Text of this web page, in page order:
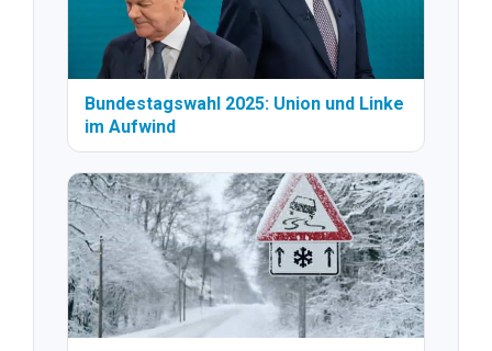
Bundestagswahl 2025: Union und Linke
im Aufwind